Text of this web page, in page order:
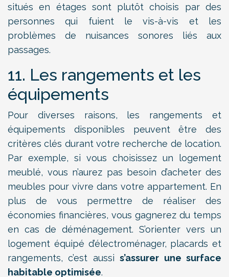
situés en étages sont plutôt choisis par des
personnes qui fuient le vis-à-vis et les
problèmes de nuisances sonores liés aux
passages.
11. Les rangements et les
équipements
Pour diverses raisons, les rangements et
équipements disponibles peuvent être des
critères clés durant votre recherche de location.
Par exemple, si vous choisissez un logement
meublé, vous n’aurez pas besoin d’acheter des
meubles pour vivre dans votre appartement. En
plus de vous permettre de réaliser des
économies financières, vous gagnerez du temps
en cas de déménagement. S’orienter vers un
logement équipé d’électroménager, placards et
rangements, c’est aussis’assurer une surface
habitable optimisée.